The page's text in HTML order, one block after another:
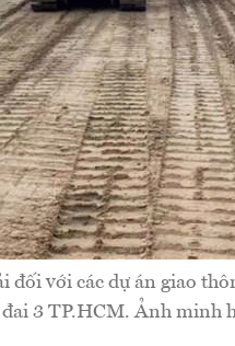
đối với các dự án giao
3 TP.HCM. Ảnh minh